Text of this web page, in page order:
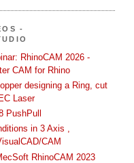
-
RhinoCAM 2026 -
CAM for Rhino
designing a Ring, cut
Laser
PushPull
in 3 Axis ,
CAM
RhinoCAM 2023